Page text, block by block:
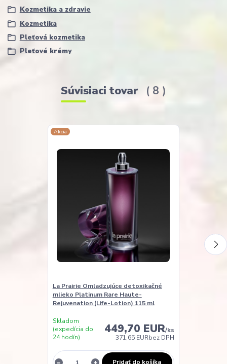
Kozmetika a zdravie
Kozmetika
Pleťová kozmetika
Pleťové krémy
Súvisiaci tovar 8
Akcia
La Prairie Omladzujúce detoxikačné
mlieko Platinum Rare Haute-
Rejuvenation (Life-Lotion) 115 ml
449,70 EUR/ks
371,65 EURbez DPH
Skladom
(expedícia do
24 hodín)
Pridať do košíka